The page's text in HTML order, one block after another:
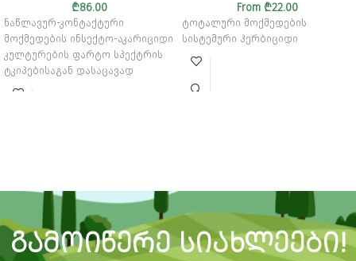
₾86.00
ნაწლავურ-კონტაქტური
მოქმედების ინსექტო-აკარიციდი
კულტურების ფარტო სპექტრის
ტკიპებისაგან დასაცავად
From ₾22.00
ტოტალური მოქმედების
სისტემური ჰერბიციდი
ᲒᲐᲛᲝᲘᲬᲔᲠᲔ ᲡᲘᲐᲮᲚᲔᲔᲑᲘ!